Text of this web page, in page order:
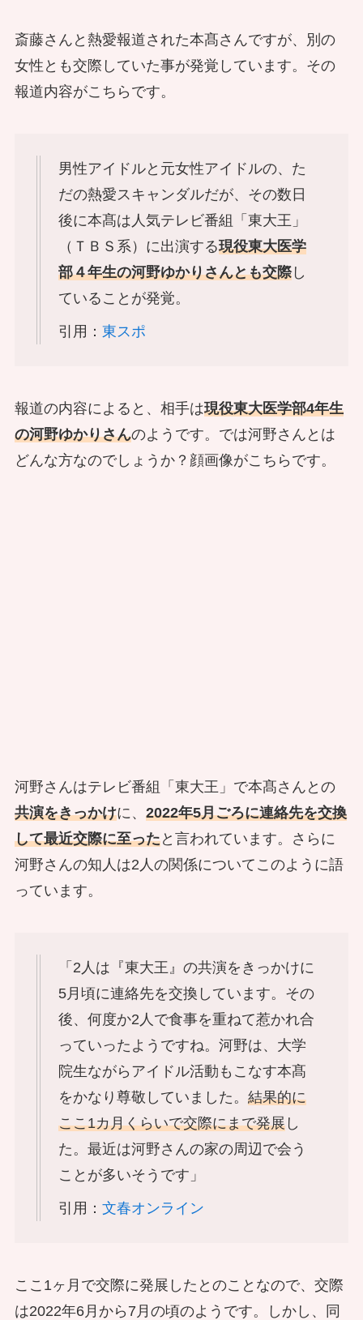
斎藤さんと熱愛報道された本髙さんですが、別の
女性とも交際していた事が発覚しています。その
報道内容がこちらです。
男性アイドルと元女性アイドルの、た
だの熱愛スキャンダルだが、その数日
後に本髙は人気テレビ番組「東大王」
（ＴＢＳ系）に出演する現役東大医学
部４年生の河野ゆかりさんとも交際し
ていることが発覚。
引用： 東スポ
報道の内容によると、相手は現役東大医学部4年生
の河野ゆかりさんのようです。では河野さんとは
どんな方なのでしょうか？顔画像がこちらです。
河野さんはテレビ番組「東大王」で本髙さんとの
共演をきっかけに、 2022年5月ごろに連絡先を交換
して最近交際に至ったと言われています。さらに
河野さんの知人は2人の関係についてこのように語
っています。
「2人は『東大王』の共演をきっかけに
5月頃に連絡先を交換しています。その
後、何度か2人で食事を重ねて惹かれ合
っていったようですね。河野は、大学
院生ながらアイドル活動もこなす本髙
をかなり尊敬していました。 結果的に
ここ1カ月くらいで交際にまで発展し
た。最近は河野さんの家の周辺で会う
ことが多いそうです」
引用： 文春オンライン
ここ1ヶ月で交際に発展したとのことなので、交際
は2022年6月から7月の頃のようです。しかし、同